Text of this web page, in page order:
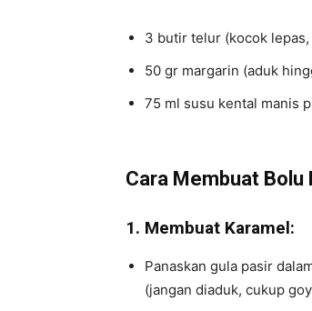
3 butir telur (kocok
50 gr margarin (aduk
75 ml susu kental manis
Cara Membuat Bolu
1. Membuat Karamel:
Panaskan gula pasir
(jangan diaduk, cukup